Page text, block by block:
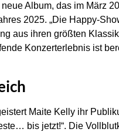
Album, das im März
2025. „Die Happy-
aus ihren größten
Konzerterlebnis ist
Maite Kelly ihr
bis jetzt!“. Die